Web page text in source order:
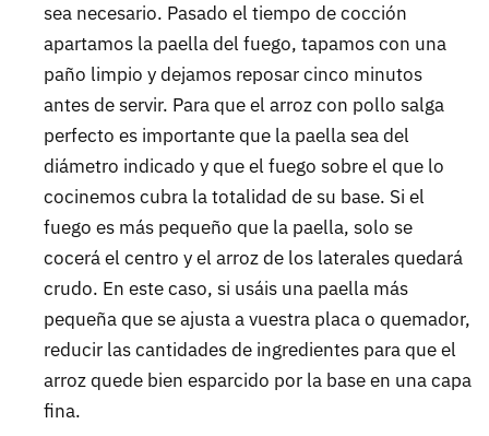
sea necesario. Pasado el tiempo de cocción
apartamos la paella del fuego, tapamos con una
paño limpio y dejamos reposar cinco minutos
antes de servir. Para que el arroz con pollo salga
perfecto es importante que la paella sea del
diámetro indicado y que el fuego sobre el que lo
cocinemos cubra la totalidad de su base. Si el
fuego es más pequeño que la paella, solo se
cocerá el centro y el arroz de los laterales quedará
crudo. En este caso, si usáis una paella más
pequeña que se ajusta a vuestra placa o quemador,
reducir las cantidades de ingredientes para que el
arroz quede bien esparcido por la base en una capa
fina.